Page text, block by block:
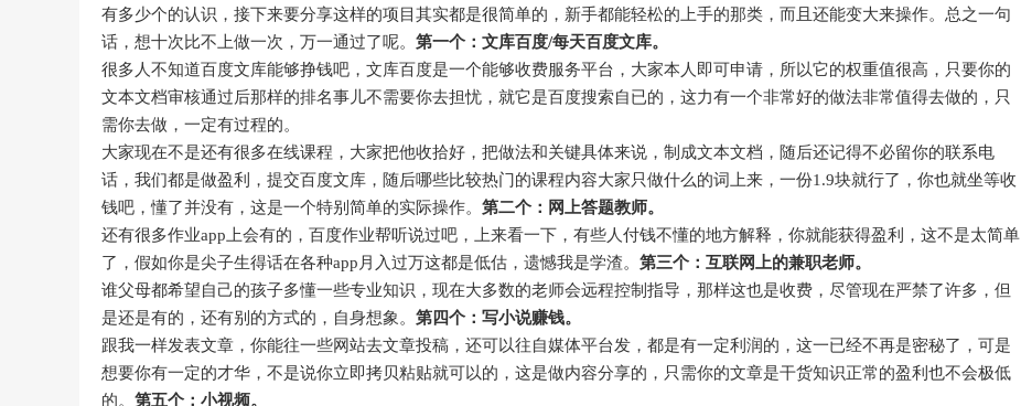
有多少个的认识，接下来要分享这样的项目其实都是很简单的，新手都能轻松的上手的那类，而且还能变大来操作。总之一句
话，想十次比不上做一次，万一通过了呢。 第一个：文库百度/每天百度文库。
很多人不知道百度文库能够挣钱吧，文库百度是一个能够收费服务平台，大家本人即可申请，所以它的权重值很高，只要你的
文本文档审核通过后那样的排名事儿不需要你去担忧，就它是百度搜索自已的，这力有一个非常好的做法非常值得去做的，只
需你去做，一定有过程的。
大家现在不是还有很多在线课程，大家把他收拾好，把做法和关键具体来说，制成文本文档，随后还记得不必留你的联系电
话，我们都是做盈利，提交百度文库，随后哪些比较热门的课程内容大家只做什么的词上来，一份1.9块就行了，你也就坐等收
钱吧，懂了并没有，这是一个特别简单的实际操作。 第二个：网上答题教师。
还有很多作业app上会有的，百度作业帮听说过吧，上来看一下，有些人付钱不懂的地方解释，你就能获得盈利，这不是太简单
了，假如你是尖子生得话在各种app月入过万这都是低估，遗憾我是学渣。 第三个：互联网上的兼职老师。
谁父母都希望自己的孩子多懂一些专业知识，现在大多数的老师会远程控制指导，那样这也是收费，尽管现在严禁了许多，但
是还是有的，还有别的方式的，自身想象。 第四个：写小说赚钱。
跟我一样发表文章，你能往一些网站去文章投稿，还可以往自媒体平台发，都是有一定利润的，这一已经不再是密秘了，可是
想要你有一定的才华，不是说你立即拷贝粘贴就可以的，这是做内容分享的，只需你的文章是干货知识正常的盈利也不会极低
的。 第五个：小视频。